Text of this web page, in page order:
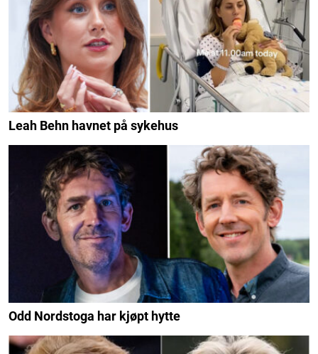
Leah Behn havnet på sykehus
Odd Nordstoga har kjøpt hytte